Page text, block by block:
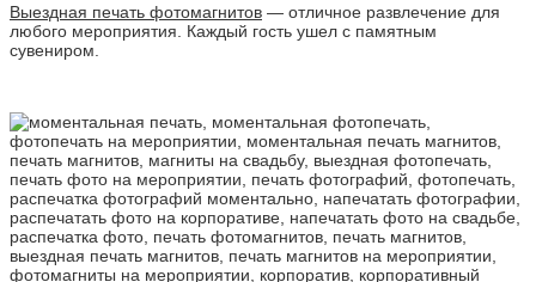
Выездная печать фотомагнитов — отличное развлечение для
любого мероприятия. Каждый гость ушел с памятным
сувениром.